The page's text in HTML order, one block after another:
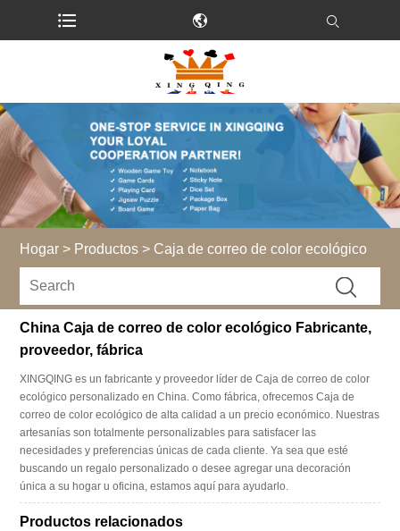
Hogar > Productos > Caja de correo de color ecológico
China Caja de correo de color ecológico Fabricante,
proveedor, fábrica
XINGQING es un fabricante y proveedor líder de Caja de correo de color
ecológico personalizado en China. Como fábrica, ofrecemos Caja de
correo de color ecológico de alta calidad a un precio económico. Nuestras
artesanías son totalmente personalizables para satisfacer las
necesidades y preferencias únicas de cada cliente. Ya sea que esté
buscando un regalo personalizado o desee agregar una decoración
única a su hogar u oficina, estamos aquí para ayudarlo.
Productos relacionados